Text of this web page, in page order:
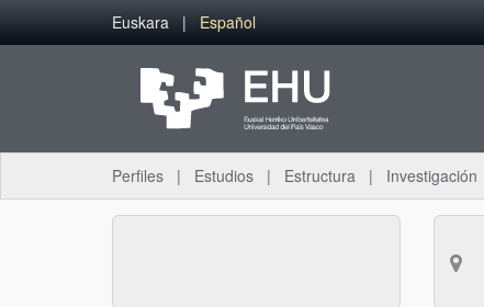
Saltar al contenido principal
Euskara Español
Perfiles Estudios Estructura Investigación